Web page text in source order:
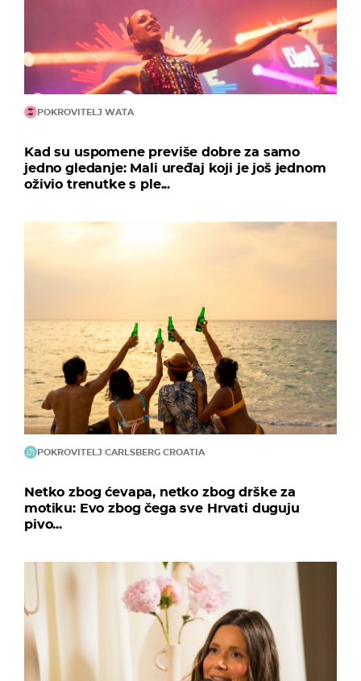
POKROVITELJ WATA
Kad su uspomene previše dobre za samo
jedno gledanje: Mali uređaj koji je još jednom
oživio trenutke s ple...
POKROVITELJ CARLSBERG CROATIA
Netko zbog ćevapa, netko zbog drške za
motiku: Evo zbog čega sve Hrvati duguju
pivo...